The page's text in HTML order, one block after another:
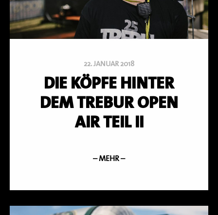
22. JANUAR 2018
DIE KÖPFE HINTER
DEM TREBUR OPEN
AIR TEIL II
– MEHR –